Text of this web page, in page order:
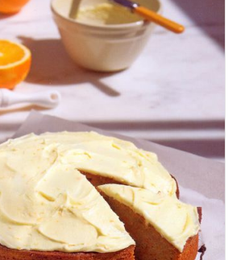
INLOGGEN
AANMELDEN
HOME
RECEPTEN
WEEKMENU'S
KOOKBOEKEN